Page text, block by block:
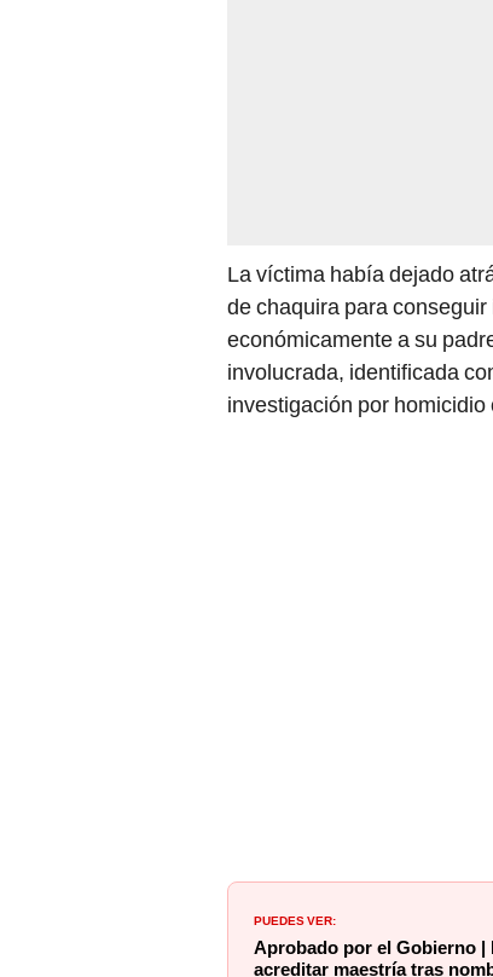
La víctima había dejado
de chaquira para
económicamente a su
involucrada, identificada
investigación por
PUEDES VER:
Aprobado por el Gobierno |
acreditar maestría tras